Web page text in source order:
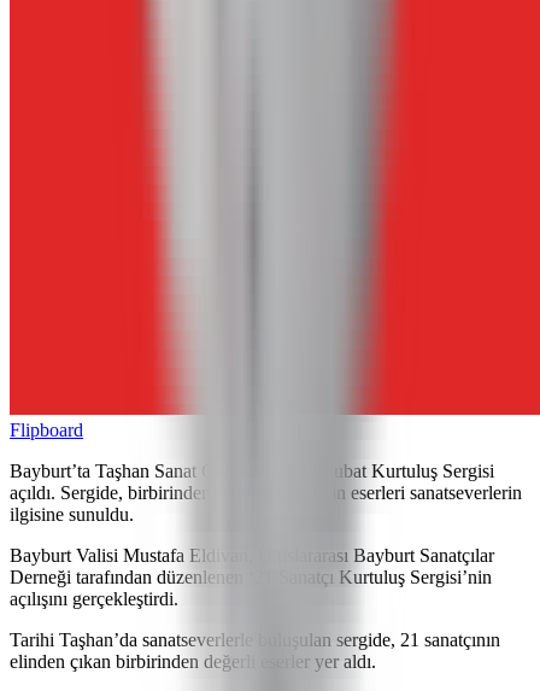
Flipboard
Bayburt’ta Taşhan Sanat Galerisi’nde 21 Şubat Kurtuluş Sergisi
açıldı. Sergide, birbirinden farklı sanatçıların eserleri sanatseverlerin
ilgisine sunuldu.
Bayburt Valisi Mustafa Eldivan, Uluslararası Bayburt Sanatçılar
Derneği tarafından düzenlenen ‘21 Sanatçı Kurtuluş Sergisi’nin
açılışını gerçekleştirdi.
Tarihi Taşhan’da sanatseverlerle buluşulan sergide, 21 sanatçının
elinden çıkan birbirinden değerli eserler yer aldı.